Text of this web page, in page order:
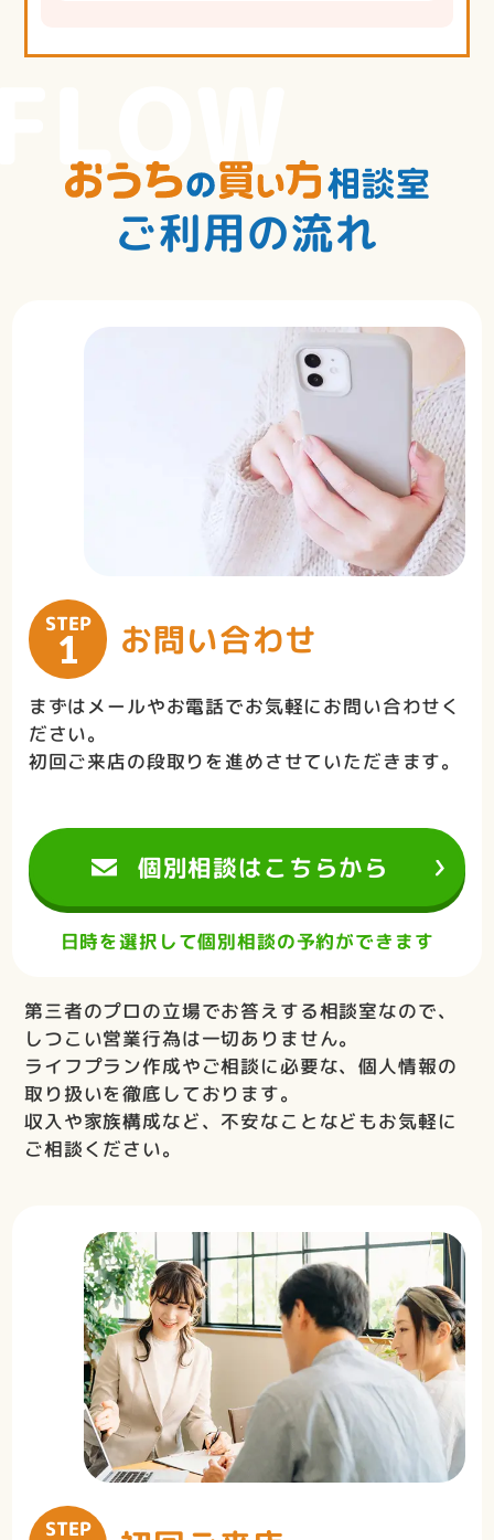
ご利用の流れ
STEP
1 お問い合わせ
まずはメールやお電話でお気軽にお問い合わせく
ださい。
初回ご来店の段取りを進めさせていただきます。
個別相談はこちらから
日時を選択して個別相談の予約ができます
第三者のプロの立場でお答えする相談室なので、
しつこい営業行為は一切ありません。
ライフプラン作成やご相談に必要な、個人情報の
取り扱いを徹底しております。
収入や家族構成など、不安なことなどもお気軽に
ご相談ください。
STEP